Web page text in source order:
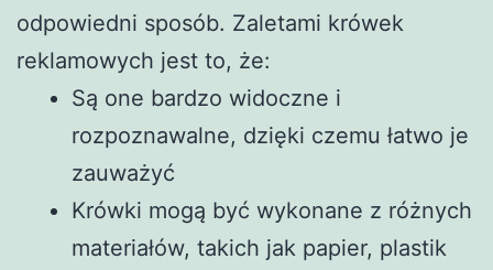
odpowiedni sposób. Zaletami krówek
reklamowych jest to, że:
Są one bardzo widoczne i
rozpoznawalne, dzięki czemu łatwo je
zauważyć
Krówki mogą być wykonane z różnych
materiałów, takich jak papier, plastik